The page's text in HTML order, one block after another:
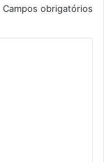
Campos obrigatórios